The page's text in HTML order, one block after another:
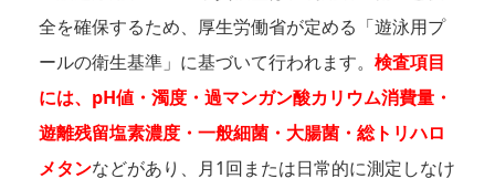
全を確保するため、厚生労働省が定める「遊泳用プ
ールの衛生基準」に基づいて行われます。 検査項目
には、pH値・濁度・過マンガン酸カリウム消費量・
遊離残留塩素濃度・一般細菌・大腸菌・総トリハロ
メタンなどがあり、月1回または日常的に測定しなけ